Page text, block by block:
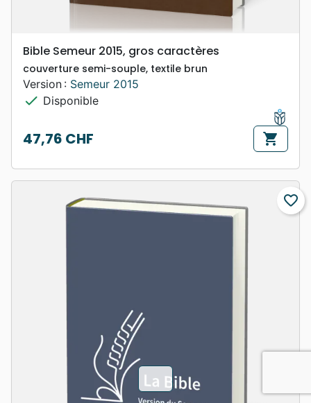
Bible Semeur 2015, gros caractères
couverture semi-souple, textile brun
Version : Semeur 2015
check Disponible
Prix
47,76 CHF shopping_cart
favorite_border